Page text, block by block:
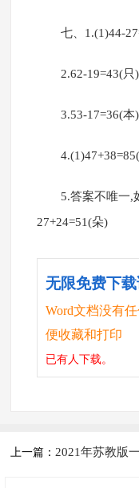
七、1.(1)44-
2.62-19=43(
3.53-17=36(本)
5.答案不唯一,
27+24=51(朵)
无限免费下载
Word文档没有
便收藏和打印
已有人下载。
上一篇： 2021年苏教版